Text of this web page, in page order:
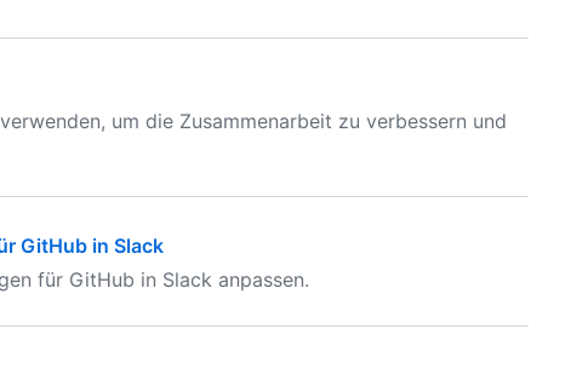
um die Zusammenarbeit zu verbessern und
GitHub in Slack
für GitHub in Slack anpassen.